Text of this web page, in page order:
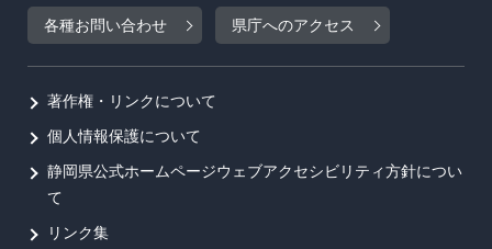
各種お問い合わせ 県庁へのアクセス
著作権・リンクについて
個人情報保護について
静岡県公式ホームページウェブアクセシビリティ方針につい
て
リンク集